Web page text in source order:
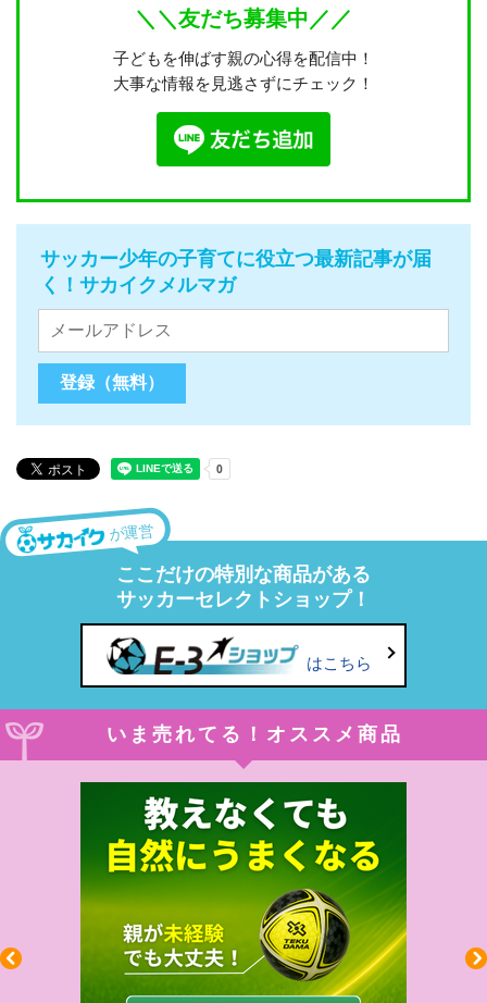
＼＼友だち募集中／／
子どもを伸ばす親の心得を配信中！
大事な情報を見逃さずにチェック！
サッカー少年の子育てに役立つ最新記事が届
く！サカイクメルマガ
が運営
ここだけの特別な商品がある
サッカーセレクトショップ！
はこちら
いま売れてる！オススメ商品